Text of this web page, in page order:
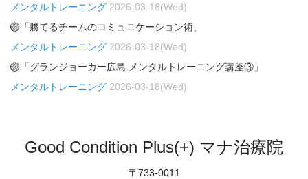
メンタルトレーニング 2026-03-18(Wed)
🏐「勝てるチームのコミュニケーション術」
メンタルトレーニング 2026-03-18(Wed)
🏐「グランジョーカー広島 メンタルトレーニング講座③」
メンタルトレーニング 2026-03-18(Wed)
Good Condition Plus(+) マナ治療院
〒733-0011